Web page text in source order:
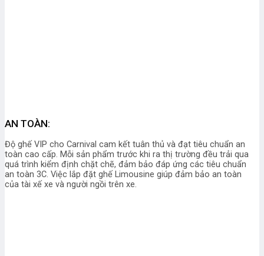
AN TOÀN:
Độ ghế VIP cho Carnival cam kết tuân thủ và đạt tiêu chuẩn an
toàn cao cấp. Mỗi sản phẩm trước khi ra thị trường đều trải qua
quá trình kiểm định chặt chẽ, đảm bảo đáp ứng các tiêu chuẩn
an toàn 3C. Việc lắp đặt ghế Limousine giúp đảm bảo an toàn
của tài xế xe và người ngồi trên xe.